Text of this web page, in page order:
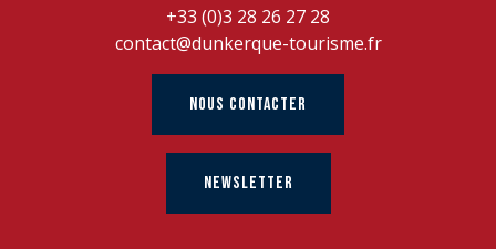
+33 (0)3 28 26 27 28
contact@dunkerque-tourisme.fr
NOUS CONTACTER
NEWSLETTER